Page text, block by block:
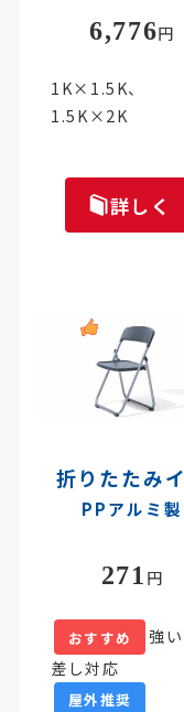
6,776円
1K×1.5K、
1.5K×2K
詳しく
折りたたみ
PPアルミ製
271 円
おすすめ
強
差し対応
屋外推奨